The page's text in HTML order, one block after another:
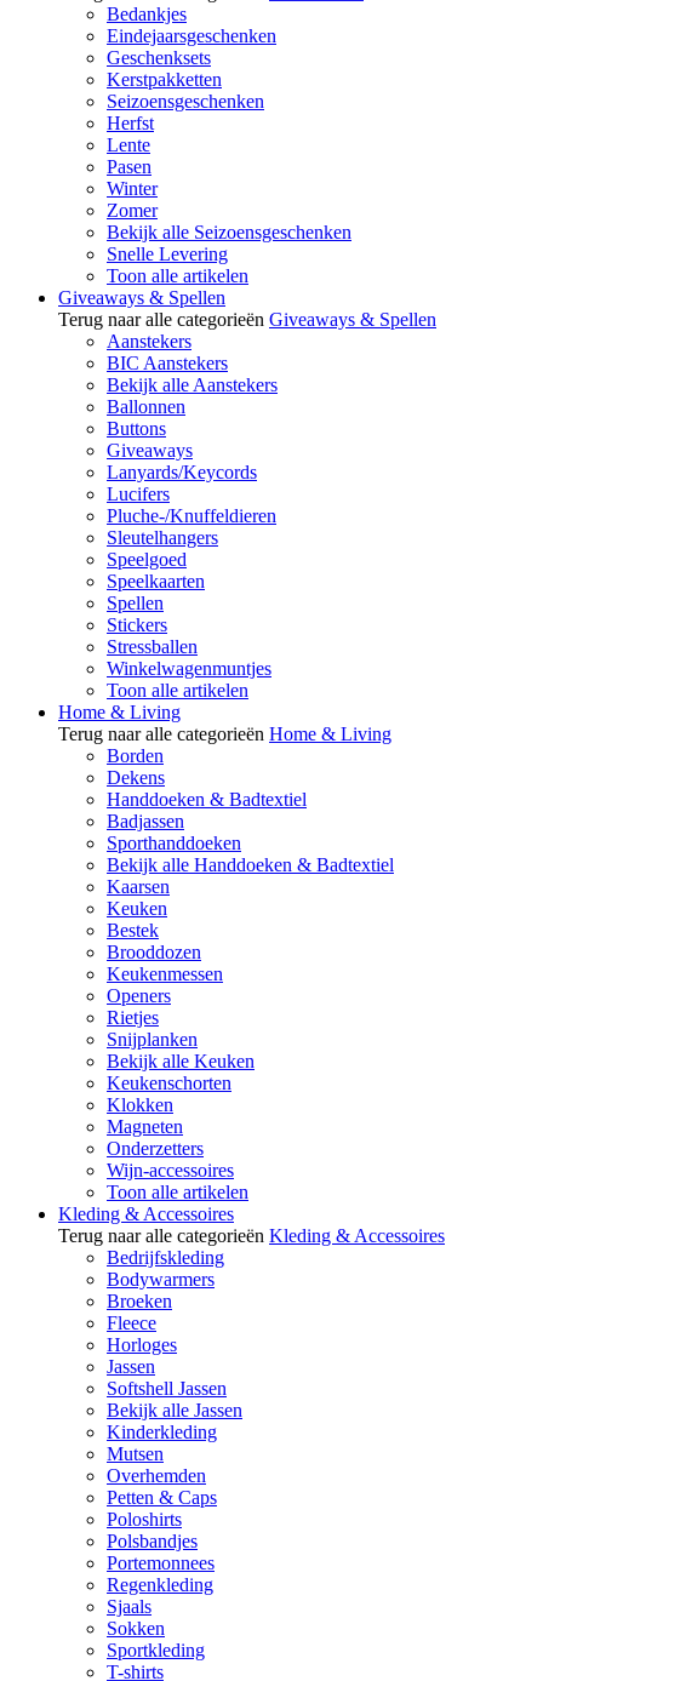
Bedankjes
Eindejaarsgeschenken
Geschenksets
Kerstpakketten
Seizoensgeschenken
Herfst
Lente
Pasen
Winter
Zomer
Bekijk alle Seizoensgeschenken
Snelle Levering
Toon alle artikelen
Giveaways & Spellen
Terug naar alle categorieën Giveaways & Spellen
Aanstekers
BIC Aanstekers
Bekijk alle Aanstekers
Ballonnen
Buttons
Giveaways
Lanyards/Keycords
Lucifers
Pluche-/Knuffeldieren
Sleutelhangers
Speelgoed
Speelkaarten
Spellen
Stickers
Stressballen
Winkelwagenmuntjes
Toon alle artikelen
Home & Living
Terug naar alle categorieën Home & Living
Borden
Dekens
Handdoeken & Badtextiel
Badjassen
Sporthanddoeken
Bekijk alle Handdoeken & Badtextiel
Kaarsen
Keuken
Bestek
Brooddozen
Keukenmessen
Openers
Rietjes
Snijplanken
Bekijk alle Keuken
Keukenschorten
Klokken
Magneten
Onderzetters
Wijn-accessoires
Toon alle artikelen
Kleding & Accessoires
Terug naar alle categorieën Kleding & Accessoires
Bedrijfskleding
Bodywarmers
Broeken
Fleece
Horloges
Jassen
Softshell Jassen
Bekijk alle Jassen
Kinderkleding
Mutsen
Overhemden
Petten & Caps
Poloshirts
Polsbandjes
Portemonnees
Regenkleding
Sjaals
Sokken
Sportkleding
T-shirts